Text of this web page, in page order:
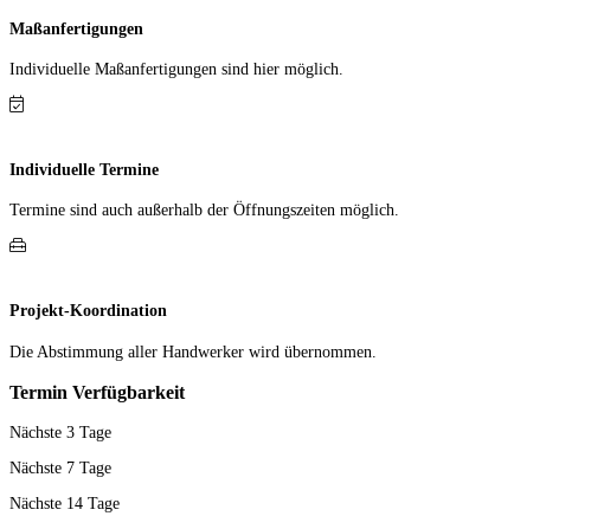
Maßanfertigungen
Individuelle Maß­anfer­tigungen sind hier möglich.
Individuelle Termine
Termine sind auch außerhalb der Öffnungs­zeiten möglich.
Projekt-Koordination
Die Abstimmung aller Hand­werker wird übernommen.
Termin Verfügbarkeit
Nächste 3 Tage
Nächste 7 Tage
Nächste 14 Tage